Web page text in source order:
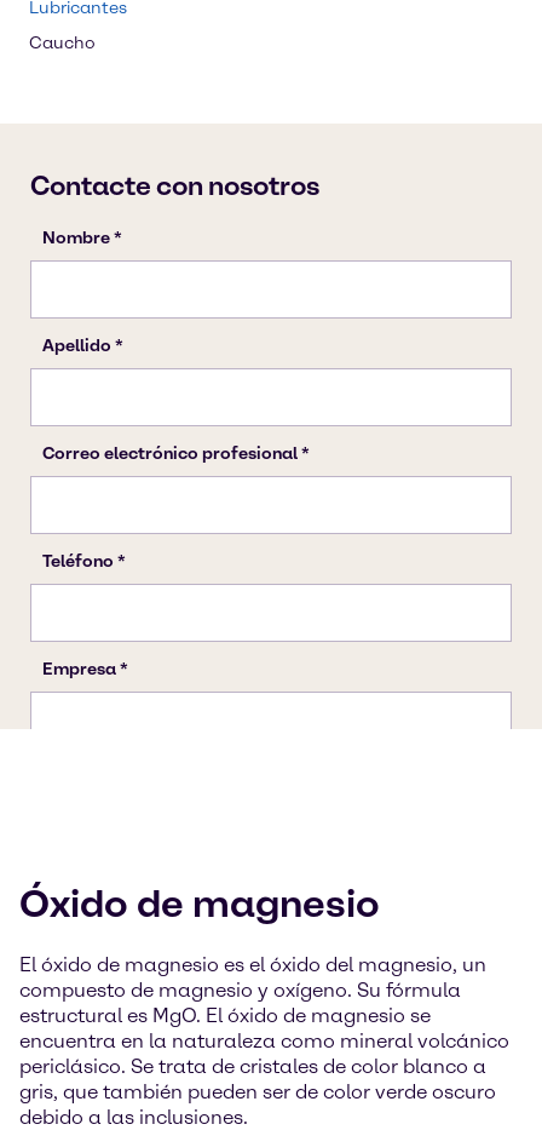
Lubricantes
Caucho
Óxido de magnesio
El óxido de magnesio es el óxido del magnesio, un
compuesto de magnesio y oxígeno. Su fórmula
estructural es MgO. El óxido de magnesio se
encuentra en la naturaleza como mineral volcánico
periclásico. Se trata de cristales de color blanco a
gris, que también pueden ser de color verde oscuro
debido a las inclusiones.